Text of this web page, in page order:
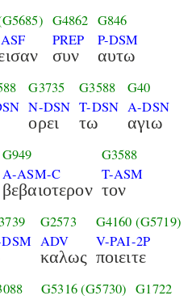
G4862
PREP
συν
G846
P-DSM
αυτω
G3735
N-DSN
ορει
G3588
T-DSN
τω
G40
A-DSN
αγιω
G949
A-ASM-C
βεβαιοτερον
G3588
T-ASM
τον
G2573
ADV
καλως
G4160 (G5719)
V-PAI-2P
ποιειτε
G5316(G5730) G1722